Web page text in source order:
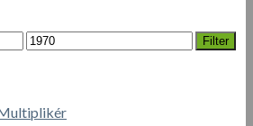
Højeste
pris
Filter